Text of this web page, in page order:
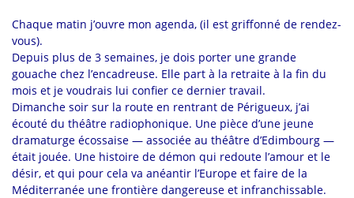
Chaque matin j’ouvre mon agenda, (il est griffonné de rendez-
vous).
Depuis plus de 3 semaines, je dois porter une grande
gouache chez l’encadreuse. Elle part à la retraite à la fin du
mois et je voudrais lui confier ce dernier travail.
Dimanche soir sur la route en rentrant de Périgueux, j’ai
écouté du théâtre radiophonique. Une pièce d’une jeune
dramaturge écossaise — associée au théâtre d’Edimbourg —
était jouée. Une histoire de démon qui redoute l’amour et le
désir, et qui pour cela va anéantir l’Europe et faire de la
Méditerranée une frontière dangereuse et infranchissable.